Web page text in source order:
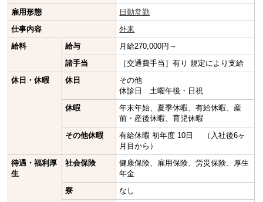
雇用形態
日勤常勤
仕事内容
外来
給料
給与
月給270,000円～
諸手当
［交通費手当］有り 規定により支給
休日・休暇
休日
その他
休診日 土曜午後・日祝
休暇
年末年始、夏季休暇、有給休暇、産
前・産後休暇、育児休暇
その他休暇
有給休暇 初年度 10日 （入社後6ヶ
月目から）
待遇・福利厚
生
社会保険
健康保険、雇用保険、労災保険、厚生
年金
寮
なし